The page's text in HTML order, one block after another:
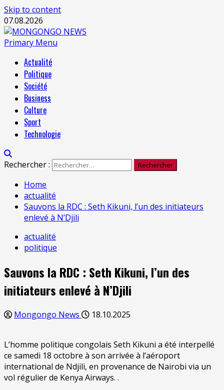
Skip to content
07.08.2026
Primary Menu
Actualité
Politique
Société
Business
Culture
Sport
Technologie
Rechercher :
Home
actualité
Sauvons la RDC : Seth Kikuni, l’un des initiateurs
enlevé à N’Djili
actualité
politique
Sauvons la RDC : Seth Kikuni, l’un des
initiateurs enlevé à N’Djili
Mongongo News 18.10.2025
L’homme politique congolais Seth Kikuni a été interpellé
ce samedi 18 octobre à son arrivée à l’aéroport
international de Ndjili, en provenance de Nairobi via un
vol régulier de Kenya Airways. .